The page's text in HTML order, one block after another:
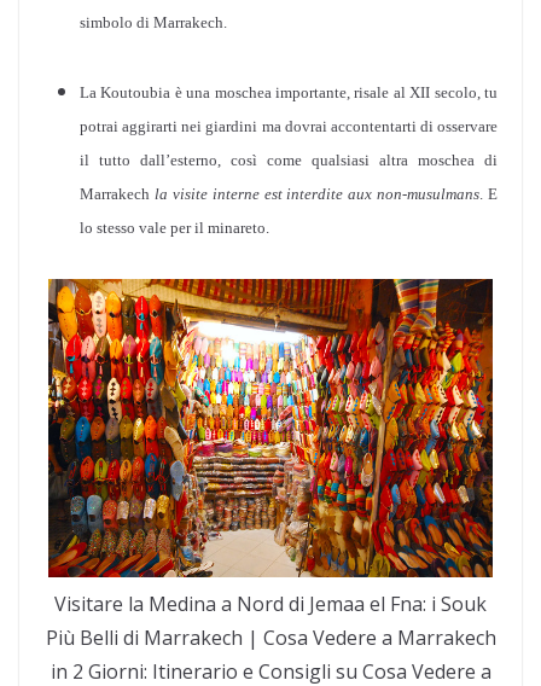
simbolo di Marrakech.
La Koutoubia è una moschea importante, risale al XII secolo, tu
potrai aggirarti nei giardini ma dovrai accontentarti di osservare
il tutto dall’esterno, così come qualsiasi altra moschea di
Marrakech la visite interne est interdite aux non-musulmans. E
lo stesso vale per il minareto.
Visitare la Medina a Nord di Jemaa el Fna: i Souk
Più Belli di Marrakech | Cosa Vedere a Marrakech
in 2 Giorni: Itinerario e Consigli su Cosa Vedere a